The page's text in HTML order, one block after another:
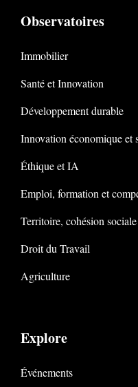
Observatoires
Immobilier
Santé et Innovation
Développement durable
Innovation économique et
Éthique et IA
Emploi, formation et
Territoire, cohésion
Droit du Travail
Agriculture
Explore
Événements